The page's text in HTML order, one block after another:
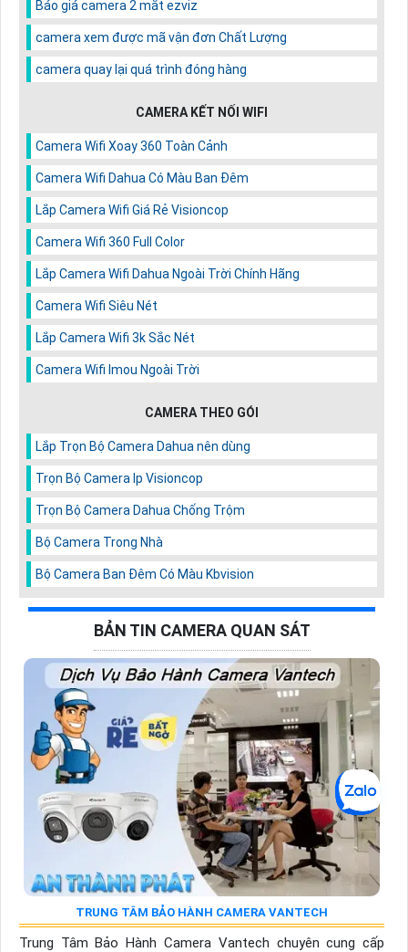
Báo giá camera 2 mắt ezviz
camera xem được mã vận đơn Chất Lượng
camera quay lại quá trình đóng hàng
CAMERA KẾT NỐI WIFI
Camera Wifi Xoay 360 Toàn Cảnh
Camera Wifi Dahua Có Màu Ban Đêm
Lắp Camera Wifi Giá Rẻ Visioncop
Camera Wifi 360 Full Color
Lắp Camera Wifi Dahua Ngoài Trời Chính Hãng
Camera Wifi Siêu Nét
Lắp Camera Wifi 3k Sắc Nét
Camera Wifi Imou Ngoài Trời
CAMERA THEO GÓI
Lắp Trọn Bộ Camera Dahua nên dùng
Trọn Bộ Camera Ip Visioncop
Trọn Bộ Camera Dahua Chống Trộm
Bộ Camera Trong Nhà
Bộ Camera Ban Đêm Có Màu Kbvision
BẢN TIN CAMERA QUAN SÁT
TRUNG TÂM BẢO HÀNH CAMERA VANTECH
Trung Tâm Bảo Hành Camera Vantech chuyên cung cấp